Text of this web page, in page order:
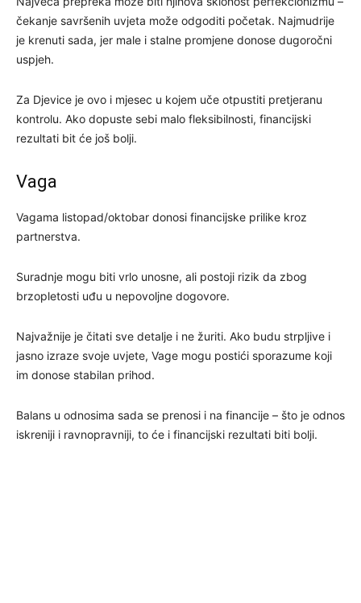
čekanje savršenih uvjeta može odgoditi početak. Najmudrije
je krenuti sada, jer male i stalne promjene donose dugoročni
uspjeh.
Za Djevice je ovo i mjesec u kojem uče otpustiti pretjeranu
kontrolu. Ako dopuste sebi malo fleksibilnosti, financijski
rezultati bit će još bolji.
Vaga
Vagama listopad/oktobar donosi financijske prilike kroz
partnerstva.
Suradnje mogu biti vrlo unosne, ali postoji rizik da zbog
brzopletosti uđu u nepovoljne dogovore.
Najvažnije je čitati sve detalje i ne žuriti. Ako budu strpljive i
jasno izraze svoje uvjete, Vage mogu postići sporazume koji
im donose stabilan prihod.
Balans u odnosima sada se prenosi i na financije – što je odnos
iskreniji i ravnopravniji, to će i financijski rezultati biti bolji.